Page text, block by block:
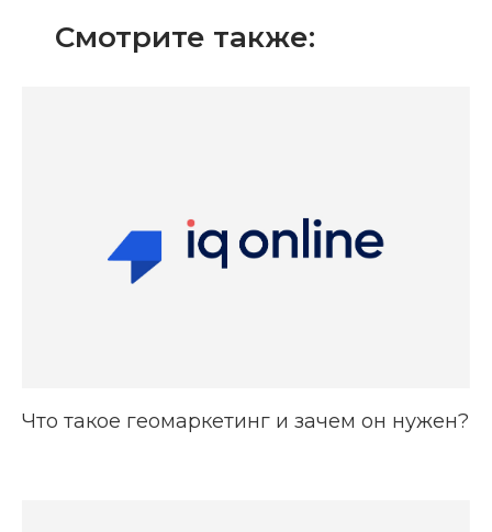
Смотрите также:
Что такое геомаркетинг и зачем он нужен?